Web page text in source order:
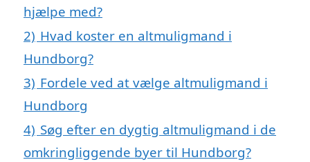
hjælpe med?
2) Hvad koster en altmuligmand i
Hundborg?
3) Fordele ved at vælge altmuligmand i
Hundborg
4) Søg efter en dygtig altmuligmand i de
omkringliggende byer til Hundborg?